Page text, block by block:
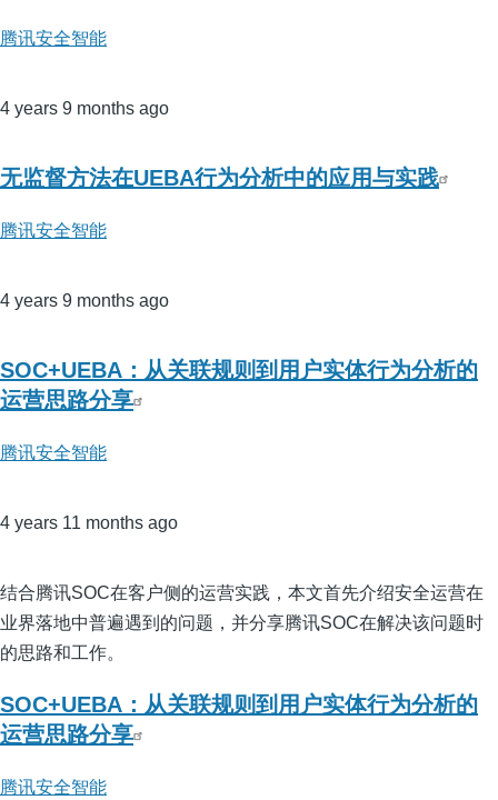
腾讯安全智能
4 years 9 months ago
无监督方法在UEBA行为分析中的应用与实践
腾讯安全智能
4 years 9 months ago
SOC+UEBA：从关联规则到用户实体行为分析的
运营思路分享
腾讯安全智能
4 years 11 months ago
结合腾讯SOC在客户侧的运营实践，本文首先介绍安全运营在
业界落地中普遍遇到的问题，并分享腾讯SOC在解决该问题时
的思路和工作。
SOC+UEBA：从关联规则到用户实体行为分析的
运营思路分享
腾讯安全智能